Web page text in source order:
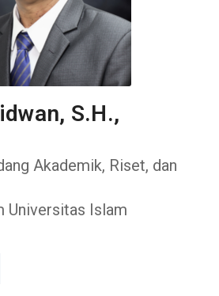
S.H.,
Akademik, Riset, dan
Universitas Islam